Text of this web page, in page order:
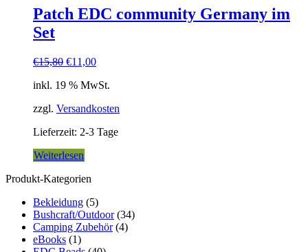
Patch EDC community Germany im
Set
€15,80 Ursprünglicher
war:
€11,00Aktueller
ist:
inkl. 19 % MwSt.
zzgl. Versandkosten
Lieferzeit: 2-3 Tage
Weiterlesen
Produkt-Kategorien
Bekleidung (5)
Bushcraft/Outdoor (34)
Camping Zubehör (4)
eBooks (1)